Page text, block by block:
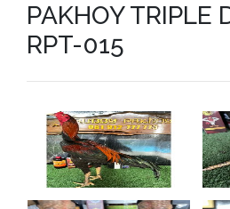
PAKHOY TRIPLE
RPT-015